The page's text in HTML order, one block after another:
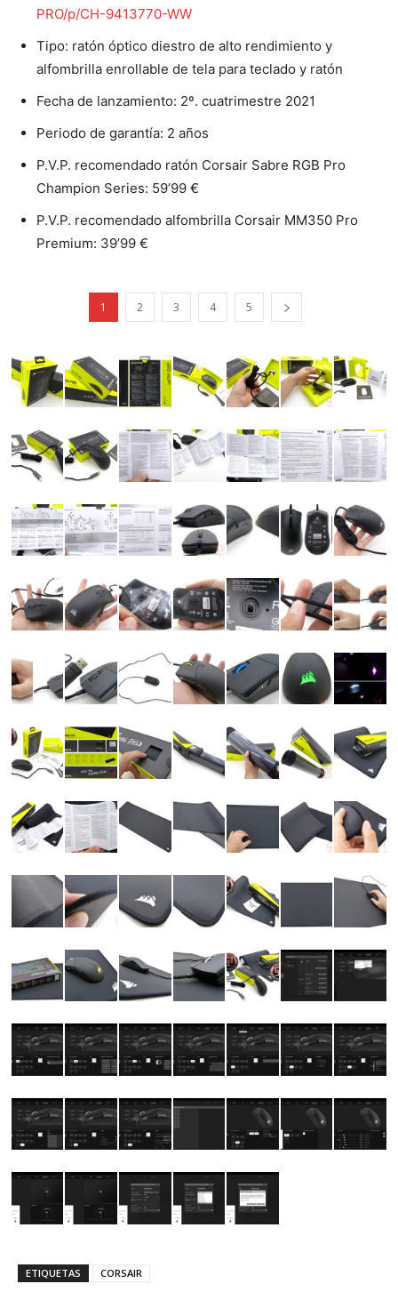
PRO/p/CH-9413770-WW
Tipo: ratón óptico diestro de alto rendimiento y
alfombrilla enrollable de tela para teclado y ratón
Fecha de lanzamiento: 2º. cuatrimestre 2021
Periodo de garantía: 2 años
P.V.P. recomendado ratón Corsair Sabre RGB Pro
Champion Series: 59’99 €
P.V.P. recomendado alfombrilla Corsair MM350 Pro
Premium: 39’99 €
1 2 3 4 5
ETIQUETAS CORSAIR